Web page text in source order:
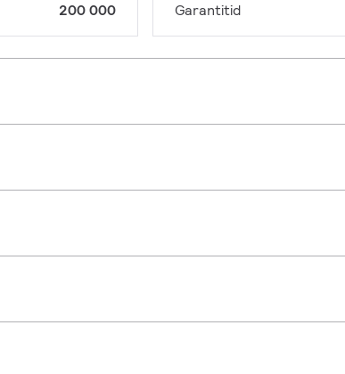
200 000 Garantitid